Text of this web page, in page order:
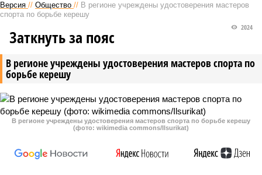
Версия // Общество // В регионе учреждены удостоверения мастеров
спорта по борьбе керешу
В регионе учреждены удостоверения мастеров спорта по
борьбе керешу
2024
Заткнуть за пояс
В регионе учреждены удостоверения мастеров спорта по борьбе керешу
(фото: wikimedia commons/Ilsurikat)